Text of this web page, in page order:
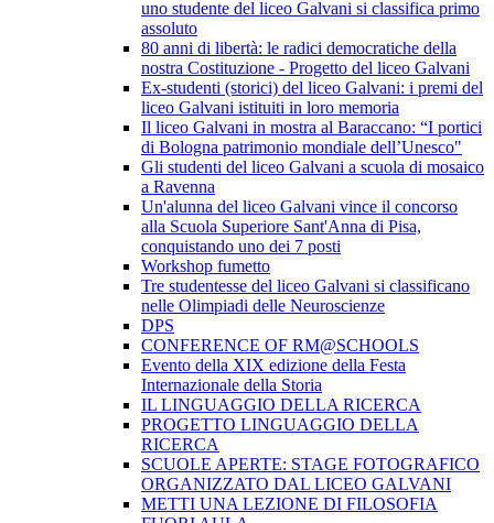
uno studente del liceo Galvani si classifica primo
assoluto
80 anni di libertà: le radici democratiche della
nostra Costituzione - Progetto del liceo Galvani
Ex-studenti (storici) del liceo Galvani: i premi del
liceo Galvani istituiti in loro memoria
Il liceo Galvani in mostra al Baraccano: “I portici
di Bologna patrimonio mondiale dell’Unesco"
Gli studenti del liceo Galvani a scuola di mosaico
a Ravenna
Un'alunna del liceo Galvani vince il concorso
alla Scuola Superiore Sant'Anna di Pisa,
conquistando uno dei 7 posti
Workshop fumetto
Tre studentesse del liceo Galvani si classificano
nelle Olimpiadi delle Neuroscienze
DPS
CONFERENCE OF RM@SCHOOLS
Evento della XIX edizione della Festa
Internazionale della Storia
IL LINGUAGGIO DELLA RICERCA
PROGETTO LINGUAGGIO DELLA
RICERCA
SCUOLE APERTE: STAGE FOTOGRAFICO
ORGANIZZATO DAL LICEO GALVANI
METTI UNA LEZIONE DI FILOSOFIA